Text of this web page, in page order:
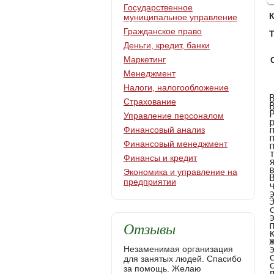
ВВЕДЕНИЕ
Важнейшей долговременной целью экономической политики правительства России, как и любой страны,  является стимулирование экономического роста, поддержание его темпов на стабильном и оптимальном уровне. Такое понятие как экономический рост отображает процессы экономической жизни, появления в обществе передовых тенденций и сдвигов в развитии производительных сил и производственных отношений. Он тесно связан с тратой природных, экономических и общественных ресурсов, поэтому является итогом динамического
Государственное
муниципальное управление
Гражданское право
Деньги, кредит, банки
Маркетинг
Менеджмент
Налоги, налогообложение
Страхование
Управление персоналом
Финансовый анализ
Финансовый менеджмент
Финансы и кредит
Экономика и управление на
предприятии
Отзывы
Незаменимая организация
для занятых людей. Спасибо
за помощь. Желаю